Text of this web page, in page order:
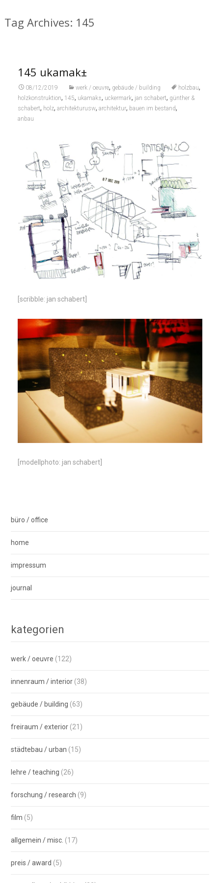
Tag Archives: 145
145 ukamak±
08/12/2019 werk / oeuvre, gebäude / building holzbau,
holzkonstruktion, 145, ukamak±, uckermark, jan schabert, günther &
schabert, holz, architekturusw, architektur, bauen im bestand,
anbau
[scribble: jan schabert]
[modellphoto: jan schabert]
büro / office
home
impressum
journal
kategorien
werk / oeuvre (122)
innenraum / interior (38)
gebäude / building (63)
freiraum / exterior (21)
städtebau / urban (15)
lehre / teaching (26)
forschung / research (9)
film (5)
allgemein / misc. (17)
preis / award (5)